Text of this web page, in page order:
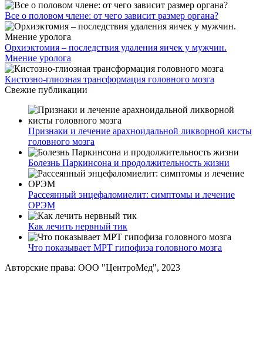
Все о половом члене: от чего зависит размер органа?
Орхиэктомия – последствия удаления яичек у мужчин.
Мнение уролога
Кистозно-глиозная трансформация головного мозга
Свежие публикации
Признаки и лечение арахноидальной ликворной кисты
головного мозга
Болезнь Паркинсона и продолжительность жизни
Рассеянный энцефаломиелит: симптомы и лечение
ОРЭМ
Как лечить нервный тик
Что показывает МРТ гипофиза головного мозга
Авторские права: ООО "ЦентроМед", 2023